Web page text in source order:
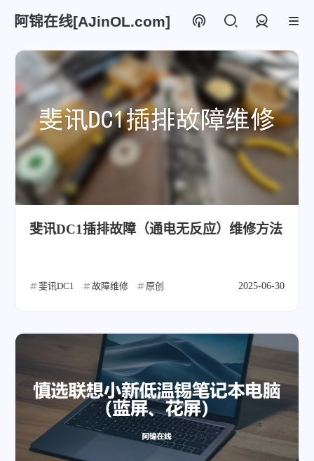
阿锦在线[AJinOL.com]
斐讯DC1插排故障（通电无反应）维修方法
斐讯DC1 故障维修 原创 2025-06-30